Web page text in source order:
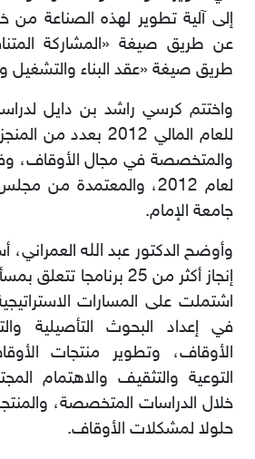
إﻟﻰ آﻟﯿﺔ ﺗﻄﻮﯾﺮ ﻟﮭﺬه اﻟﺼﻨﺎﻋﺔ
ﻋﻦ طﺮﯾﻖ ﺻﯿﻐﺔ «اﻟﻤﺸﺎرﻛﺔ
طﺮﯾﻖ ﺻﯿﻐﺔ «ﻋﻘﺪ اﻟﺒﻨﺎء واﻟﺘﺸﻐﯿﻞ
واﺧﺘﺘﻢ ﻛﺮﺳﻲ راﺷﺪ ﺑﻦ داﯾﻞ
ﻟﻠﻌﺎم اﻟﻤﺎﻟﻲ 2012
واﻟﻤﺘﺨﺼﺼﺔ ﻓﻲ ﻣﺠﺎل اﻷوﻗﺎف،
ﻟﻌﺎم 2012، واﻟﻤﻌﺘﻤﺪة
ﺟﺎﻣﻌﺔ اﻹﻣﺎم.
وأوﺿﺢ اﻟﺪﻛﺘﻮر ﻋﺒﺪ ﷲ اﻟﻌﻤﺮاﻧﻲ،
إﻧﺠﺎز أﻛﺜﺮ ﻣﻦ 25 ﺑﺮﻧﺎﻣﺠﺎ
اﺷﺘﻤﻠﺖ ﻋﻠﻰ اﻟﻤﺴﺎرات
ﻓﻲ إﻋﺪاد اﻟﺒﺤﻮث اﻟﺘﺄﺻﯿﻠﯿﺔ
اﻷوﻗﺎف، وﺗﻄﻮﯾﺮ ﻣﻨﺘﺠﺎت
اﻟﺘﻮﻋﯿﺔ واﻟﺘﺜﻘﯿﻒ واﻻھﺘﻤﺎم
ﺧﻼل اﻟﺪراﺳﺎت اﻟﻤﺘﺨﺼﺼﺔ،
ﺣﻠﻮﻻ ﻟﻤﺸﻜﻼت اﻷوﻗﺎف.